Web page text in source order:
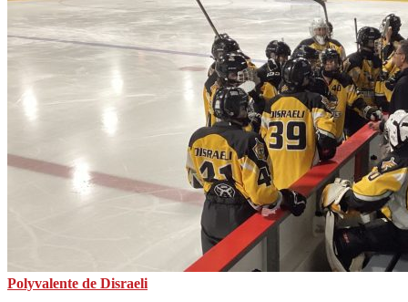
Polyvalente de Disraeli